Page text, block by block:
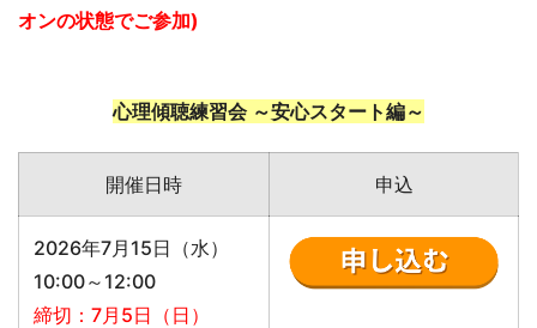
オンの状態でご参加)
心理傾聴練習会 ～安心スタート編～
開催日時 申込
2026年7月15日（水）
10:00～12:00
締切：7月5日（日）